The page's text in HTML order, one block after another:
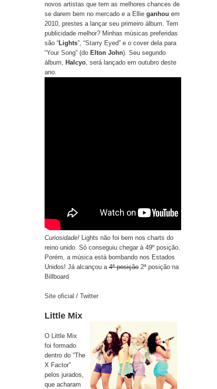
novos artistas que tem as melhores chances de
se darem bem no mercado e a Ellie ganhou em
2010, prestes a lançar seu primeiro álbum. Tem
publicidade melhor? Minhas músicas preferidas
são “Lights”, “Starry Eyed” e o cover dela para
“Your Song” (do Elton John). Seu segundo
álbum, Halcyo, será lançado em outubro deste
ano.
Curiosidade! Lights não foi bem nos charts do
reino unido. Só conseguiu chegar à 49º posição.
Porém, a música está bombando nos Estados
Unidos! Já alcançou a 4ª posição 2ª posição na
Billboard
Site oficial / Twitter
Little Mix
O Little Mix
foi formado
dentro do “The
X Factor”
pelos jurados,
que acharam